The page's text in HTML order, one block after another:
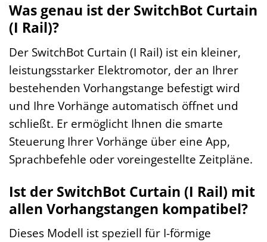
Was genau ist der SwitchBot Curtain
(I Rail)?
Der SwitchBot Curtain (I Rail) ist ein kleiner,
leistungsstarker Elektromotor, der an Ihrer
bestehenden Vorhangstange befestigt wird
und Ihre Vorhänge automatisch öffnet und
schließt. Er ermöglicht Ihnen die smarte
Steuerung Ihrer Vorhänge über eine App,
Sprachbefehle oder voreingestellte Zeitpläne.
Ist der SwitchBot Curtain (I Rail) mit
allen Vorhangstangen kompatibel?
Dieses Modell ist speziell für I-förmige